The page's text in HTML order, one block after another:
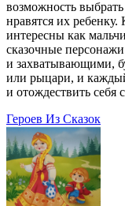
возможность
нравятся их ребенку.
интересны как
сказочные
и захватывающими,
или рыцари, и
и отождествить себя
Героев Из Сказок